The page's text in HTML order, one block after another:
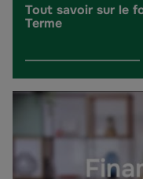
Tout savoir sur le
Terme